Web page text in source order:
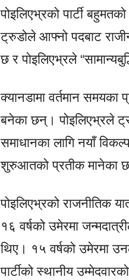
पोइलिएभ्रको पार्टी
ट्रुडोले आफ्नो पदबाट
छ र पोइलिएभ्रले
क्यानडामा वर्तमान
बनेका छन्। पोइलिएभ्रले
समाधानका लागि नयाँ
शुरुआतको प्रतीक मानेका
पोइलिएभ्रको राजनीतिक
१६ वर्षको उमेरमा
थिए। १५ वर्षको उमेरमा
पार्टीको स्थानीय